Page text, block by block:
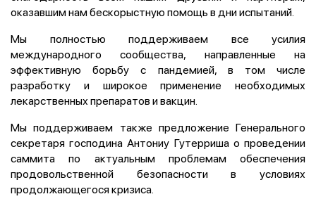
оказавшим нам бескорыстную помощь в дни испытаний.
Мы полностью поддерживаем все усилия
международного сообщества, направленные на
эффективную борьбу с пандемией, в том числе
разработку и широкое применение необходимых
лекарственных препаратов и вакцин.
Мы поддерживаем также предложение Генерального
секретаря господина Антониу Гутерриша о проведении
саммита по актуальным проблемам обеспечения
продовольственной безопасности в условиях
продолжающегося кризиса.